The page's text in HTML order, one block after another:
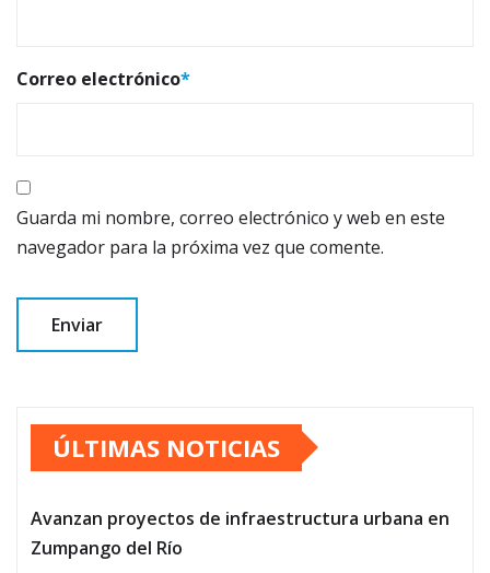
Correo electrónico*
Guarda mi nombre, correo electrónico y web en este
navegador para la próxima vez que comente.
ÚLTIMAS NOTICIAS
Avanzan proyectos de infraestructura urbana en
Zumpango del Río